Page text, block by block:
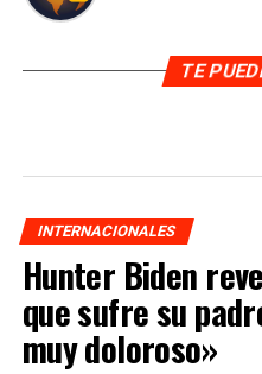
TE
INTERNACIONALES
Hunter Biden
que sufre su
muy doloroso»